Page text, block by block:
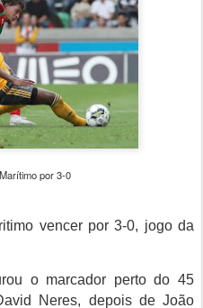
por 3-0
vencer por 3-0, jogo da
o marcador perto do 45
Neres, depois de João